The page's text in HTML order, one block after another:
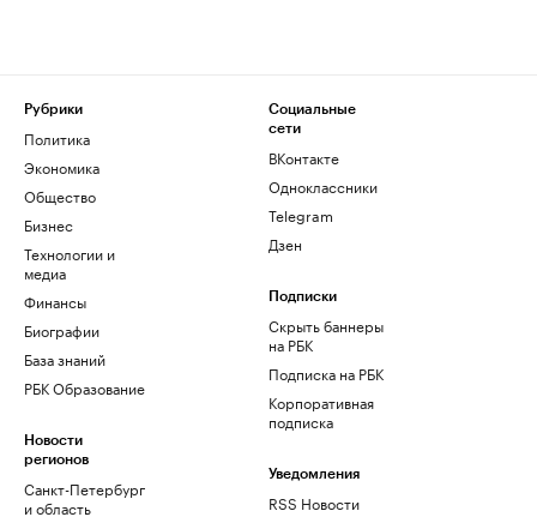
Рубрики
Политика
Экономика
Общество
Бизнес
Технологии и
медиа
Финансы
Биографии
База знаний
РБК Образование
Новости
регионов
Санкт-Петербург
и область
Социальные
сети
ВКонтакте
Одноклассники
Telegram
Дзен
Подписки
Скрыть баннеры
на РБК
Подписка на РБК
Корпоративная
подписка
Уведомления
RSS Новости